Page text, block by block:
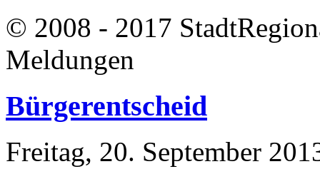
© 2008 - 2017
Meldungen
Bürgerentscheid
Freitag, 20. September